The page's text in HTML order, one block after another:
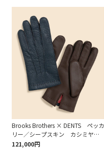
Brooks Brothers × DENTS ペッカ
リー／シープスキン カシミヤラ
イニング レザーグローブ Made
121,000円